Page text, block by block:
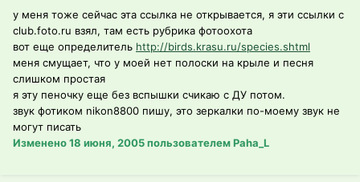
у меня тоже сейчас эта ссылка не открывается, я эти ссылки с
club.foto.ru взял, там есть рубрика фотоохота
вот еще определитель http://birds.krasu.ru/species.shtml
меня смущает, что у моей нет полоски на крыле и песня
слишком простая
я эту пеночку еще без вспышки счикаю с ДУ потом.
звук фотиком nikon8800 пишу, это зеркалки по-моему звук не
могут писать
Изменено18 июня, 2005пользователем Paha_L